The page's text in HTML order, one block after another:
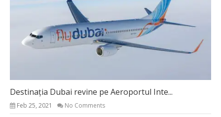
Destinația Dubai revine pe Aeroportul Inte...
Feb 25, 2021 No Comments